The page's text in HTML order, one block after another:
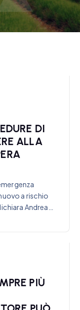
DI
ALLA
a rischio
Andrea…
PIÙ